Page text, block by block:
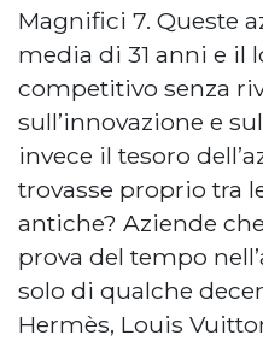
Magnifici 7. Queste
media di 31 anni e il
competitivo senza
sull’innovazione e
invece il tesoro
trovasse proprio tra
antiche? Aziende
prova del tempo
solo di qualche
Hermès, Louis